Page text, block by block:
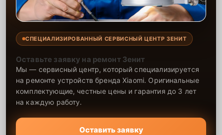
СПЕЦИАЛИЗИРОВАННЫЙ СЕРВИСНЫЙ ЦЕНТР ЗЕНИТ
Оставьте заявку на ремонт Зенит
Мы — сервисный центр, который специализируется
на ремонте устройств бренда Xiaomi. Оригинальные
комплектующие, честные цены и гарантия до 3 лет
на каждую работу.
Оставить заявку